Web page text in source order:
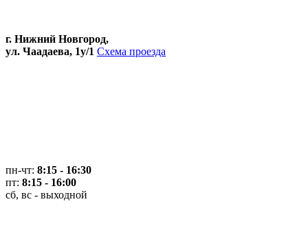
г. Нижний Новгород,
ул. Чаадаева, 1у/1 Схема проезда
пн-чт: 8:15 - 16:30
пт: 8:15 - 16:00
сб, вс - выходной